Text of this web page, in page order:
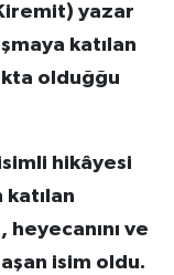
yazar
katılan
olduğğu
hikâyesi
heyecanını ve
isim oldu.